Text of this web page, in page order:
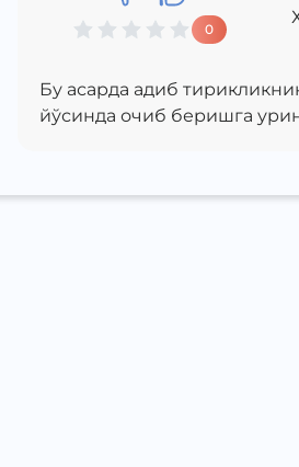
0
Бу асарда адиб
йўсинда очиб беришга